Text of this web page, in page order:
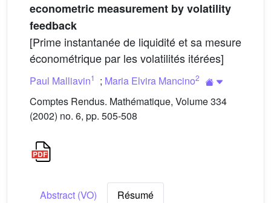
econometric measurement by volatility
feedback
[Prime instantanée de liquidité et sa mesure
économétrique par les volatilités itérées]
Paul Malliavin1 ; Maria Elvira Mancino2
Comptes Rendus. Mathématique, Volume 334
(2002) no. 6, pp. 505-508
Abstract (VO)
Résumé